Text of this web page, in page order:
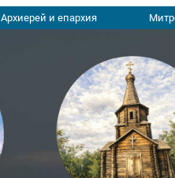
Архиерей и епархия